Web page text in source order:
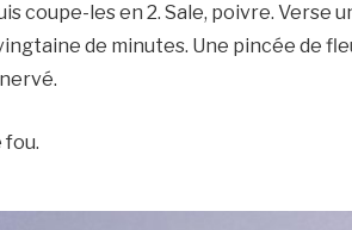
coupe-les en 2. Sale, poivre. Verse
de minutes. Une pincée de
fou.